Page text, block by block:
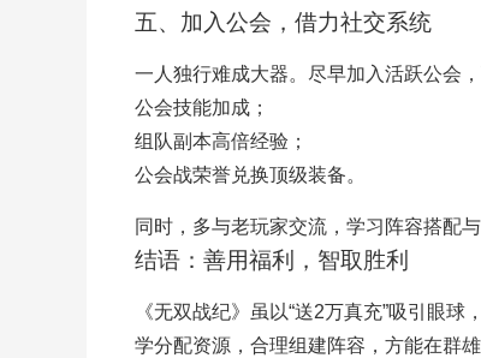
五、加入公会，借力社交系统
一人独行难成大器。尽早加入活跃公会，
公会技能加成；
组队副本高倍经验；
公会战荣誉兑换顶级装备。
同时，多与老玩家交流，学习阵容搭配
结语：善用福利，智取胜利
《无双战纪》虽以“送2万真充”吸引眼
学分配资源，合理组建阵容，方能在群